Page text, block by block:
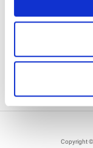
Corporate Registration
Copyright ©